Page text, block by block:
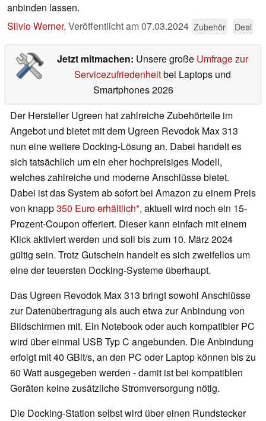
anbinden lassen.
Silvio Werner, Veröffentlicht am07.03.2024 Zubehör Deal
Jetzt mitmachen: Unsere große Umfrage zur
Servicezufriedenheitbei Laptops und
Smartphones 2026
Der Hersteller Ugreen hat zahlreiche Zubehörteile im
Angebot und bietet mit dem Ugreen Revodok Max 313
nun eine weitere Docking-Lösung an. Dabei handelt es
sich tatsächlich um ein eher hochpreisiges Modell,
welches zahlreiche und moderne Anschlüsse bietet.
Dabei ist das System ab sofort bei Amazon zu einem Preis
von knapp350 Euro erhältlich , aktuell wird noch ein 15-
Prozent-Coupon offeriert. Dieser kann einfach mit einem
Klick aktiviert werden und soll bis zum 10. März 2024
gültig sein. Trotz Gutschein handelt es sich zweifellos um
eine der teuersten Docking-Systeme überhaupt.
Das Ugreen Revodok Max 313 bringt sowohl Anschlüsse
zur Datenübertragung als auch etwa zur Anbindung von
Bildschirmen mit. Ein Notebook oder auch kompatibler PC
wird über einmal USB Typ C angebunden. Die Anbindung
erfolgt mit 40 GBit/s, an den PC oder Laptop können bis zu
60 Watt ausgegeben werden - damit ist bei kompatiblen
Geräten keine zusätzliche Stromversorgung nötig.
Die Docking-Station selbst wird über einen Rundstecker